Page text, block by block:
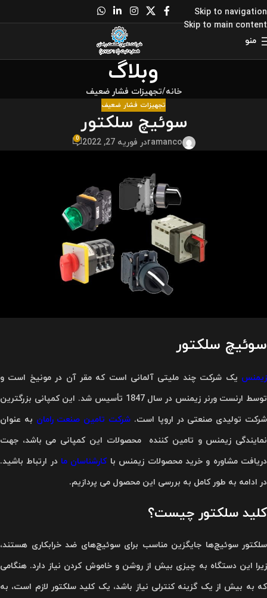
Skip to navigation
Skip to main content
منو
وبلاگ
خانه تجهیزات فشار ضعیف
تجهیزات فشار ضعیف
سوئیچ سلکتور
ramancoدر فوریه 27, 2022 0
سوئیچ سلکتور
زیمنس یک شرکت چند ملیتی آلمانی است که مقر آن در مونیخ است و
توسط ارنست ورنر زیمنس در سال 1847 تأسیس شد. این کمپانی بزرگترین
شرکت تولیدی صنعتی در اروپا است. شرکت تامین صنعت رامان به عنوان
نمایندگی زیمنس و تامین کننده محصولات این کمپانی می باشد، جهت
دریافت مشاوره و خرید محصولات زیمنس باکارشناسان ما در ارتباط باشید.
در ادامه به طور کامل به بررسی این محصول می پردازیم.
کلید سلکتور چیست؟
سلکتور سوئیچ‌ها جایگزین مناسب برای سوئیچ‌های ضد خرابکاری هستند،
زیرا این دستگاه به چیزی بیش از روشن و خاموش کردن نیاز دارد. هنگامی
که به بیش از یک گزینه کنترلی نیاز باشد، یک کلید سلکتور لازم است، به